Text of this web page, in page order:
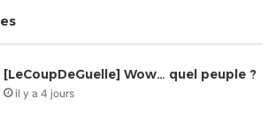
[LeCoupDeGuelle] Wow… quel peuple ?
il y a 4 jours